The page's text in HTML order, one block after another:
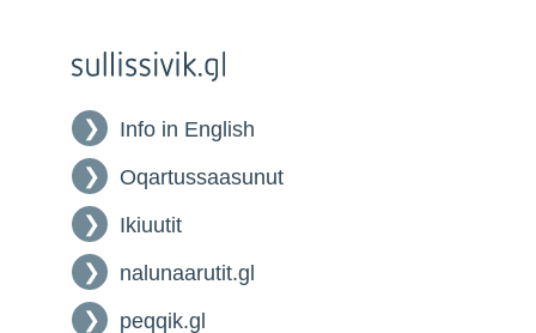
Info in English
Oqartussaasunut
Ikiuutit
nalunaarutit.gl
peqqik.gl